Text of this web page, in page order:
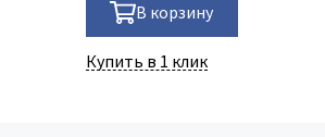
В корзину
Купить в 1 клик